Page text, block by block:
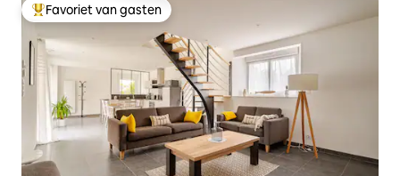
Topfavoriet van gasten
Favoriet van gasten